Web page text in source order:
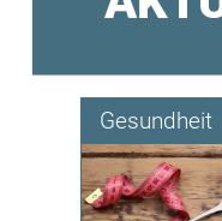
Gesundheit